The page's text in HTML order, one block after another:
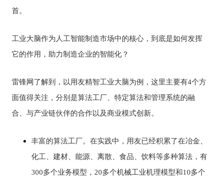
首。
工业大脑作为人工智能制造市场中的核心，到底是如何发挥
它的作用，助力制造企业的智能化？
雷锋网了解到，以用友精智工业大脑为例，这里主要有4个方
面值得关注，分别是算法工厂、特定算法和管理系统的融
合、与产业链伙伴的合作以及商业模式创新。
丰富的算法工厂。在实践中，用友已经积累了在冶金、
化工、建材、能源、离散、食品、饮料等多种算法，有
300多个业务模型，20多个机械工业机理模型和10多个